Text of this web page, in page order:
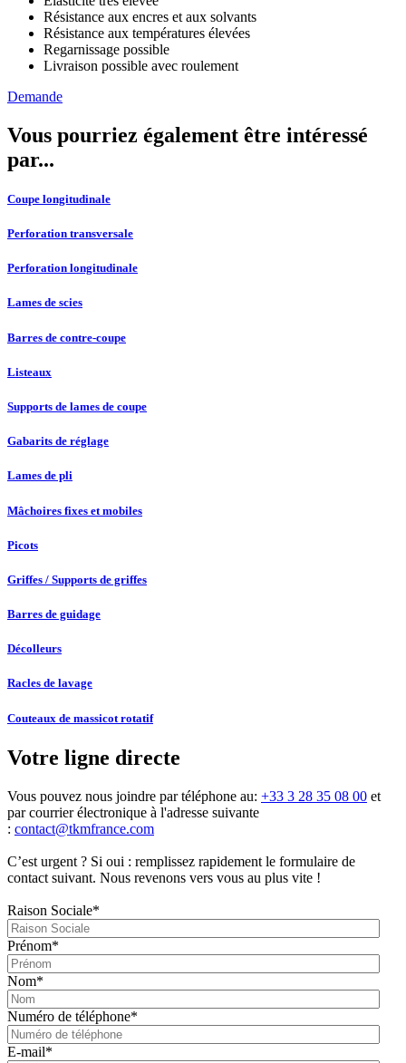
Résistance aux encres et aux solvants
Résistance aux températures élevées
Regarnissage possible
Livraison possible avec roulement
Demande
Vous pourriez également être intéressé
par...
Coupe longitudinale
Perforation transversale
Perforation longitudinale
Lames de scies
Barres de contre-coupe
Listeaux
Supports de lames de coupe
Gabarits de réglage
Lames de pli
Mâchoires fixes et mobiles
Picots
Griffes / Supports de griffes
Barres de guidage
Décolleurs
Racles de lavage
Couteaux de massicot rotatif
Votre ligne directe
Vous pouvez nous joindre par téléphone au: +33 3 28 35 08 00 et
par courrier électronique à l'adresse suivante
: contact@tkmfrance.com
C’est urgent ? Si oui : remplissez rapidement le formulaire de
contact suivant. Nous revenons vers vous au plus vite !
Raison Sociale*
Prénom*
Nom*
Numéro de téléphone*
E-mail*